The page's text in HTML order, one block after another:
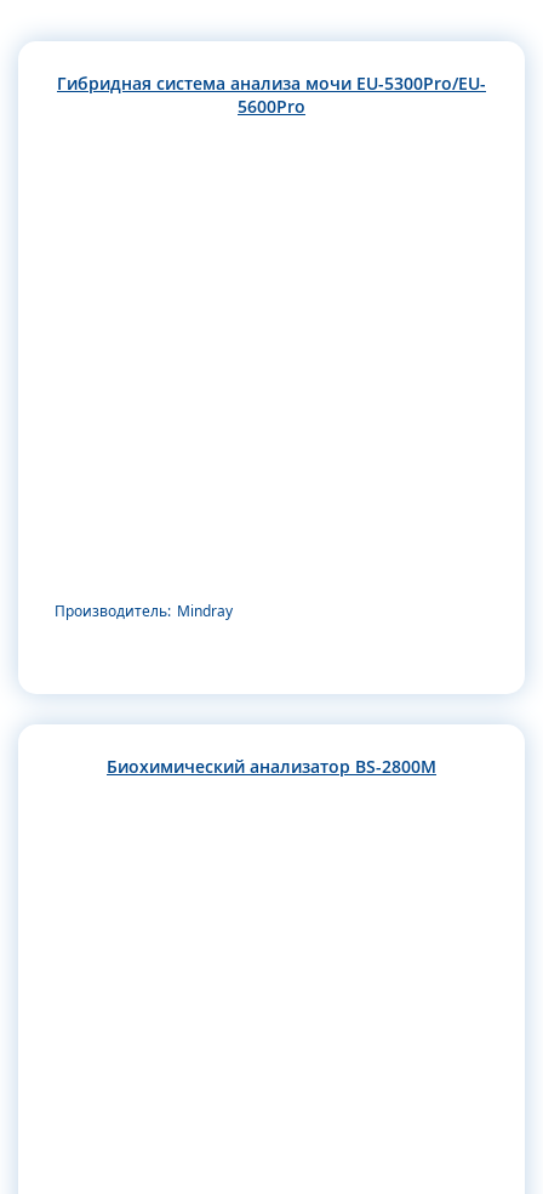
Гибридная система анализа мочи EU-5300Pro/EU-
5600Pro
Производитель: Mindray
Биохимический анализатор BS-2800M